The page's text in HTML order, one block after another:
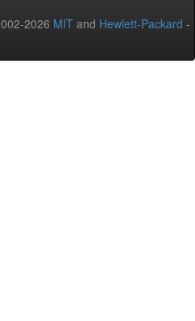
2026 MIT and Hewlett-Packard -